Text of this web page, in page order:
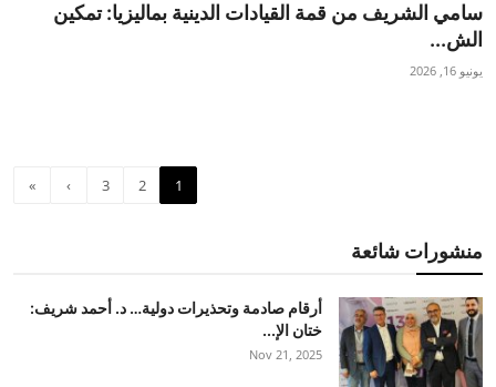
سامي الشريف من قمة القيادات الدينية بماليزيا: تمكين
الش...
يونيو 16, 2026
1
2
3
›
»
منشورات شائعة
أرقام صادمة وتحذيرات دولية… د. أحمد شريف:
ختان الإ...
Nov 21, 2025